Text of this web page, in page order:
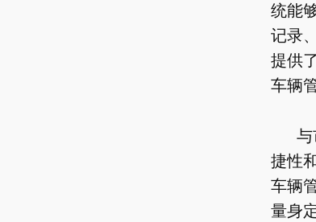
统能
记录
提供
车辆
与
捷性
车辆
量身